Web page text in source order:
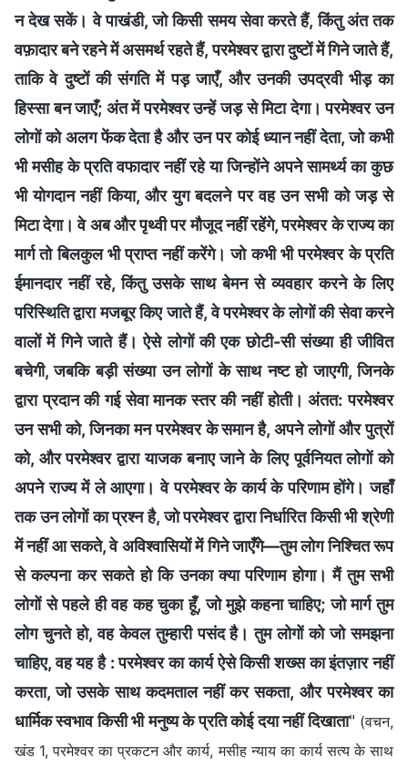
न देख सकें। वे पाखंडी, जो किसी समय सेवा करते हैं, किंतु अंत तक
वफ़ादार बने रहने में असमर्थ रहते हैं, परमेश्वर द्वारा दुष्टों में गिने जाते हैं,
ताकि वे दुष्टों की संगति में पड़ जाएँ, और उनकी उपद्रवी भीड़ का
हिस्सा बन जाएँ; अंत में परमेश्वर उन्हें जड़ से मिटा देगा। परमेश्वर उन
लोगों को अलग फेंक देता है और उन पर कोई ध्यान नहीं देता, जो कभी
भी मसीह के प्रति वफादार नहीं रहे या जिन्होंने अपने सामर्थ्य का कुछ
भी योगदान नहीं किया, और युग बदलने पर वह उन सभी को जड़ से
मिटा देगा। वे अब और पृथ्वी पर मौजूद नहीं रहेंगे, परमेश्वर के राज्य का
मार्ग तो बिलकुल भी प्राप्त नहीं करेंगे। जो कभी भी परमेश्वर के प्रति
ईमानदार नहीं रहे, किंतु उसके साथ बेमन से व्यवहार करने के लिए
परिस्थिति द्वारा मजबूर किए जाते हैं, वे परमेश्वर के लोगों की सेवा करने
वालों में गिने जाते हैं। ऐसे लोगों की एक छोटी-सी संख्या ही जीवित
बचेगी, जबकि बड़ी संख्या उन लोगों के साथ नष्ट हो जाएगी, जिनके
द्वारा प्रदान की गई सेवा मानक स्तर की नहीं होती। अंतत: परमेश्वर
उन सभी को, जिनका मन परमेश्वर के समान है, अपने लोगों और पुत्रों
को, और परमेश्वर द्वारा याजक बनाए जाने के लिए पूर्वनियत लोगों को
अपने राज्य में ले आएगा। वे परमेश्वर के कार्य के परिणाम होंगे। जहाँ
तक उन लोगों का प्रश्न है, जो परमेश्वर द्वारा निर्धारित किसी भी श्रेणी
में नहीं आ सकते, वे अविश्वासियों में गिने जाएँगे—तुम लोग निश्चित रूप
से कल्पना कर सकते हो कि उनका क्या परिणाम होगा। मैं तुम सभी
लोगों से पहले ही वह कह चुका हूँ, जो मुझे कहना चाहिए; जो मार्ग तुम
लोग चुनते हो, वह केवल तुम्हारी पसंद है। तुम लोगों को जो समझना
चाहिए, वह यह है : परमेश्वर का कार्य ऐसे किसी शख्स का इंतज़ार नहीं
करता, जो उसके साथ कदमताल नहीं कर सकता, और परमेश्वर का
धार्मिक स्वभाव किसी भी मनुष्य के प्रति कोई दया नहीं दिखाता" (वचन,
खंड 1, परमेश्वर का प्रकटन और कार्य, मसीह न्याय का कार्य सत्य के साथ